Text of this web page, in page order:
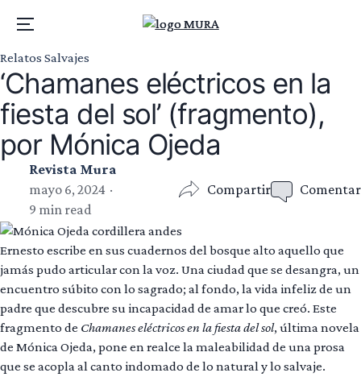
Menu
Relatos Salvajes
‘Chamanes eléctricos en la
fiesta del sol’ (fragmento),
por Mónica Ojeda
Revista Mura
mayo 6, 2024
9 min read
Compartir Comentar
Ernesto escribe en sus cuadernos del bosque alto aquello que
jamás pudo articular con la voz. Una ciudad que se desangra, un
encuentro súbito con lo sagrado; al fondo, la vida infeliz de un
padre que descubre su incapacidad de amar lo que creó. Este
fragmento de Chamanes eléctricos en la fiesta del sol, última novela
de Mónica Ojeda, pone en realce la maleabilidad de una prosa
que se acopla al canto indomado de lo natural y lo salvaje.